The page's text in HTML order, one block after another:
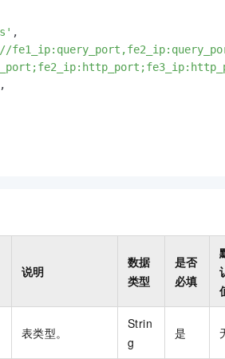
,
,
说明
数据
类型
是否
必填
表类型。
Strin
g
是